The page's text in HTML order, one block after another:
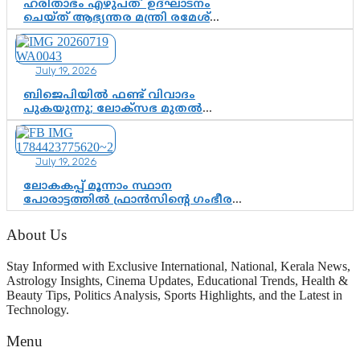
ഹരിതാഭം എഴുപത്’ ഉദ്ഘാടനം
ചെയ്ത് ആഭ്യന്തര മന്ത്രി രമേശ്
ചെന്നിത്തല; ആർ. ഹരികുമാറിന്റെ
സപ്തതി ആഘോഷങ്ങൾക്ക്
പ്രൗഢമായ തുടക്കം
July 19, 2026
ബിജെപിയിൽ ഫണ്ട് വിവാദം
പുകയുന്നു; ലോക്സഭ മുതൽ
നിയമസഭ വരെ 140 മണ്ഡലങ്ങളിലെ
ഫണ്ട് വിനിയോഗം
പരിശോധിക്കുമോ? കേന്ദ്രത്തിനും
ആർഎസ്എസിനും കേരള
ഘടകത്തോട് അതൃപ്തി
July 19, 2026
ലോകകപ്പ് മൂന്നാം സ്ഥാന
പോരാട്ടത്തിൽ ഫ്രാൻസിന്റെ ഗംഭീര
തിരിച്ചുവരവ്; ഗോൾവേട്ടയിൽ
മെസ്സിയെ മറികടന്ന് എംബാപ്പെ
About Us
Stay Informed with Exclusive International, National, Kerala News,
Astrology Insights, Cinema Updates, Educational Trends, Health &
Beauty Tips, Politics Analysis, Sports Highlights, and the Latest in
Technology.
Menu